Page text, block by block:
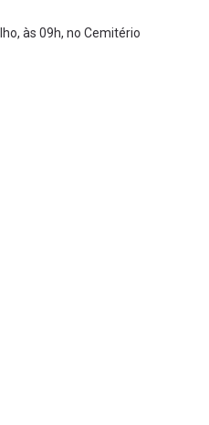
às 09h, no Cemitério